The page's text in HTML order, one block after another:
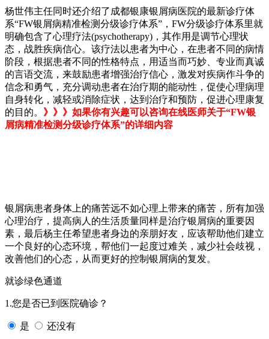
杨世伟主任同时还介绍了成都银康银屑病医院的最新诊疗体
系“FW银屑病精准检测分级诊疗体系”，FW分级诊疗体系里就
明确包含了心理疗法(psychotherapy)，其作用是调节心理状
态，战胜疾病信心。该疗法以患者为中心，在患者不同的病情
阶段，根据患者不同的性格特点，用适当而巧妙、专业而真诚
的言语交流，来鼓励患者增强治疗信心，激发对疾病作斗争的
信念和勇气，充分调动患者在治疗期的能动性，促使心理病理
自身转化，减轻或消除症状，达到治疗和预防，促进心理康复
的目的。 》》》如果你有兴趣可以咨询在线医师关于“FW银
屑病精准检测分级诊疗体系”的详细内容
银屑病患者身体上的痛苦远不如心理上带来的痛苦，所有加强
心理治疗，提高病人的生活质量同样是治疗银屑病的重要因
素，最后杨主任希望患者身边的亲朋好友，应该帮助他们建立
一个良好的心态环境，帮他们一起度过难关，减少社会歧视，
改善他们的心态，从而更好的控制银屑病的复发。
就诊绿色通道
1.您是否已到医院确诊？
是 还没有